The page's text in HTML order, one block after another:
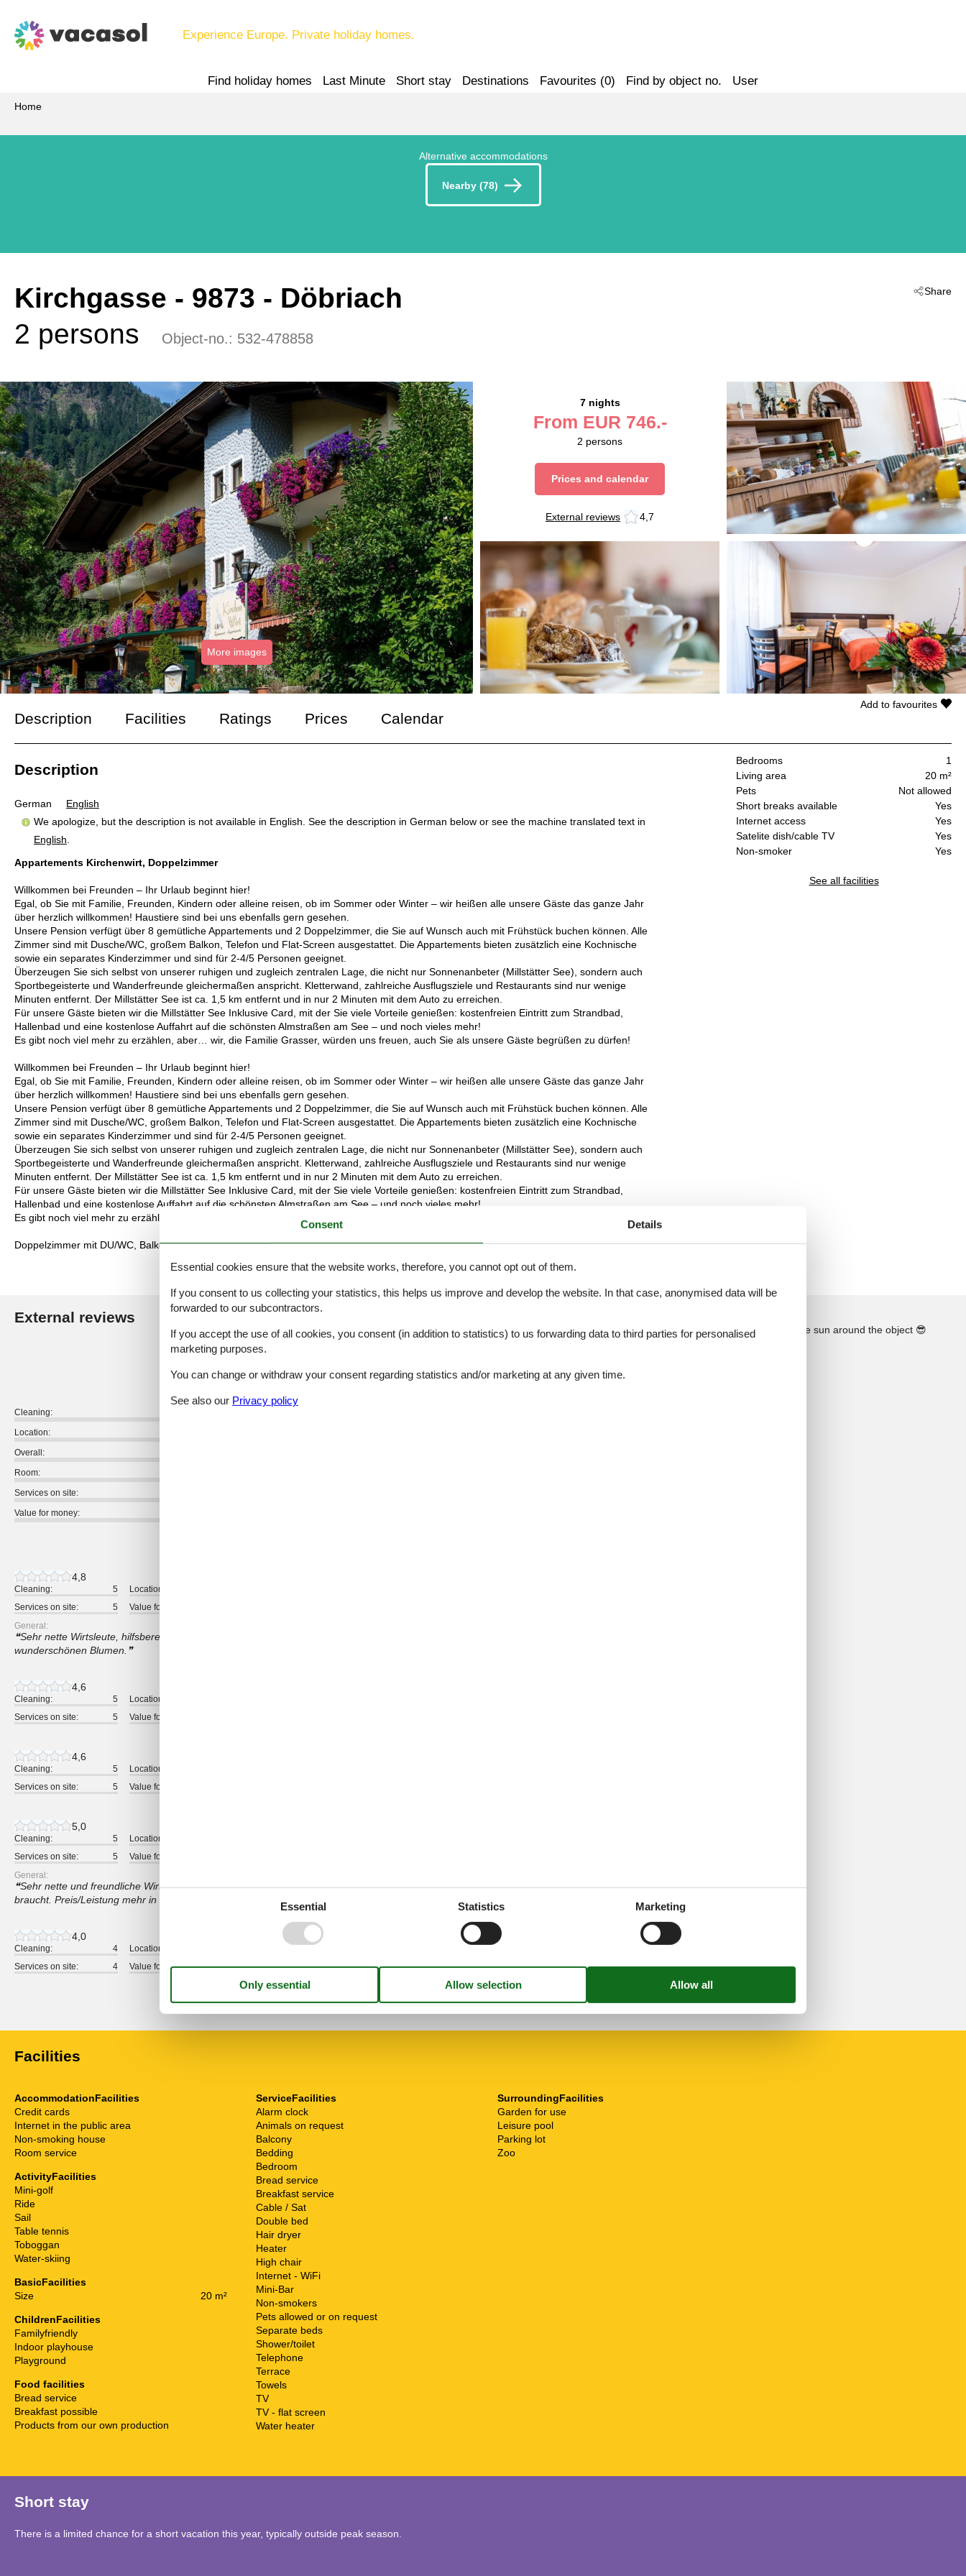
Experience Europe. Private holiday homes.
Find holiday homes Last Minute Short stay Destinations Favourites (0) Find by object no. User
Home
Alternative accommodations
Nearby (78)
Share
Kirchgasse - 9873 - Döbriach
2 persons
Object-no.: 532-478858
More images
7 nights
From EUR 746.-
2 persons
Prices and calendar
External reviews 4,7
Description Facilities Ratings Prices Calendar
Bedrooms
1
Living area
20 m²
Pets
Not allowed
Short breaks available
Yes
Internet access
Yes
Satelite dish/cable TV
Yes
Non-smoker
Yes
See all facilities
Add to favourites
Description
German
English
We apologize, but the description is not available in English. See the description in German below or see the machine translated text in
English.
Appartements Kirchenwirt, Doppelzimmer
Willkommen bei Freunden – Ihr Urlaub beginnt hier!
Egal, ob Sie mit Familie, Freunden, Kindern oder alleine reisen, ob im Sommer oder Winter – wir heißen alle unsere Gäste das ganze Jahr
über herzlich willkommen! Haustiere sind bei uns ebenfalls gern gesehen.
Unsere Pension verfügt über 8 gemütliche Appartements und 2 Doppelzimmer, die Sie auf Wunsch auch mit Frühstück buchen können. Alle
Zimmer sind mit Dusche/WC, großem Balkon, Telefon und Flat-Screen ausgestattet. Die Appartements bieten zusätzlich eine Kochnische
sowie ein separates Kinderzimmer und sind für 2-4/5 Personen geeignet.
Überzeugen Sie sich selbst von unserer ruhigen und zugleich zentralen Lage, die nicht nur Sonnenanbeter (Millstätter See), sondern auch
Sportbegeisterte und Wanderfreunde gleichermaßen anspricht. Kletterwand, zahlreiche Ausflugsziele und Restaurants sind nur wenige
Minuten entfernt. Der Millstätter See ist ca. 1,5 km entfernt und in nur 2 Minuten mit dem Auto zu erreichen.
Für unsere Gäste bieten wir die Millstätter See Inklusive Card, mit der Sie viele Vorteile genießen: kostenfreien Eintritt zum Strandbad,
Hallenbad und eine kostenlose Auffahrt auf die schönsten Almstraßen am See – und noch vieles mehr!
Es gibt noch viel mehr zu erzählen, aber… wir, die Familie Grasser, würden uns freuen, auch Sie als unsere Gäste begrüßen zu dürfen!
Willkommen bei Freunden – Ihr Urlaub beginnt hier!
Egal, ob Sie mit Familie, Freunden, Kindern oder alleine reisen, ob im Sommer oder Winter – wir heißen alle unsere Gäste das ganze Jahr
über herzlich willkommen! Haustiere sind bei uns ebenfalls gern gesehen.
Unsere Pension verfügt über 8 gemütliche Appartements und 2 Doppelzimmer, die Sie auf Wunsch auch mit Frühstück buchen können. Alle
Zimmer sind mit Dusche/WC, großem Balkon, Telefon und Flat-Screen ausgestattet. Die Appartements bieten zusätzlich eine Kochnische
sowie ein separates Kinderzimmer und sind für 2-4/5 Personen geeignet.
Überzeugen Sie sich selbst von unserer ruhigen und zugleich zentralen Lage, die nicht nur Sonnenanbeter (Millstätter See), sondern auch
Sportbegeisterte und Wanderfreunde gleichermaßen anspricht. Kletterwand, zahlreiche Ausflugsziele und Restaurants sind nur wenige
Minuten entfernt. Der Millstätter See ist ca. 1,5 km entfernt und in nur 2 Minuten mit dem Auto zu erreichen.
Für unsere Gäste bieten wir die Millstätter See Inklusive Card, mit der Sie viele Vorteile genießen: kostenfreien Eintritt zum Strandbad,
Hallenbad und eine kostenlose Auffahrt auf die schönsten Almstraßen am See – und noch vieles mehr!
Es gibt noch viel mehr zu erzählen, aber… wir, die Familie Grasser, würden uns freuen, auch Sie als unsere Gäste begrüßen zu dürfen!
Doppelzimmer mit DU/WC, Balkon,Minibar und FlatScreen
External reviews
4,7
Cleaning:
Location:
Overall:
Room:
Services on site:
Value for money:
4,8
Cleaning: 5 Location:
Services on site:
5 Value for money:
General:
Sehr nette Wirtsleute, hilfsbereit und zuvorkommend. Großer, sonniger Balkon mit
wunderschönen Blumen.
4,6
Cleaning: 5 Location:
Services on site:
5 Value for money:
4,6
Cleaning: 5 Location:
Services on site:
5 Value for money:
5,0
Cleaning: 5 Location:
Services on site:
5 Value for money:
General:
Sehr nette und freundliche Wirtin, unkompliziert und sehr bemüht. Frühstück ok alles da was man
braucht. Preis/Leistung mehr in Ordnung.
4,0 september 2023
Cleaning: 4 Location:
Services on site:
4 Value for money: 5
Show all reviews
See nearby objects See the course of the sun around the object 😎
Facilities
AccommodationFacilities
Credit cards
Internet in the public area
Non-smoking house
Room service
ActivityFacilities
Mini-golf
Ride
Sail
Table tennis
Toboggan
Water-skiing
BasicFacilities
Size
20 m²
ChildrenFacilities
Familyfriendly
Indoor playhouse
Playground
Food facilities
Bread service
Breakfast possible
Products from our own production
ServiceFacilities
Alarm clock
Animals on request
Balcony
Bedding
Bedroom
Bread service
Breakfast service
Cable / Sat
Double bed
Hair dryer
Heater
High chair
Internet - WiFi
Mini-Bar
Non-smokers
Pets allowed or on request
Separate beds
Shower/toilet
Telephone
Terrace
Towels
TV
TV - flat screen
Water heater
SurroundingFacilities
Garden for use
Leisure pool
Parking lot
Zoo
Short stay
There is a limited chance for a short vacation this year, typically outside peak season.
Consent Details
Essential cookies ensure that the website works, therefore, you cannot opt out of them.
If you consent to us collecting your statistics, this helps us improve and develop the website. In that case, anonymised data will be
forwarded to our subcontractors.
If you accept the use of all cookies, you consent (in addition to statistics) to us forwarding data to third parties for personalised
marketing purposes.
You can change or withdraw your consent regarding statistics and/or marketing at any given time.
See also our Privacy policy
Essential Statistics Marketing